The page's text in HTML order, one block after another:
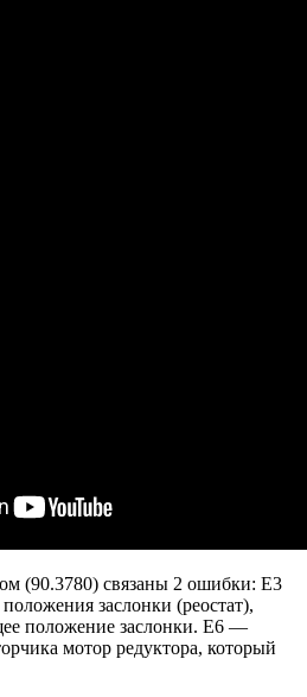
(90.3780) связаны 2 ошибки: Е3
заслонки (реостат),
положение заслонки. Е6 —
мотор редуктора, который